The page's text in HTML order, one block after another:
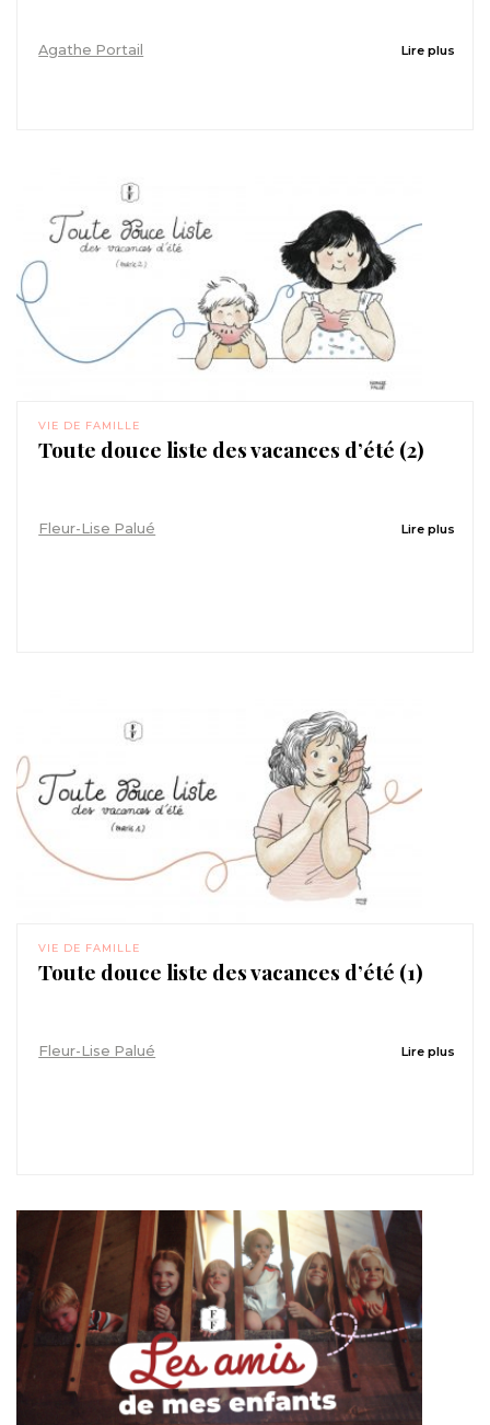
Agathe Portail Lire plus
VIE DE FAMILLE
Toute douce liste des vacances d’été (2)
Fleur-Lise Palué Lire plus
VIE DE FAMILLE
Toute douce liste des vacances d’été (1)
Fleur-Lise Palué Lire plus